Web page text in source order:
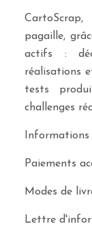
pagaille,
actifs :
réalisations
tests
challenges
Informations
Paiements
Modes de
Lettre